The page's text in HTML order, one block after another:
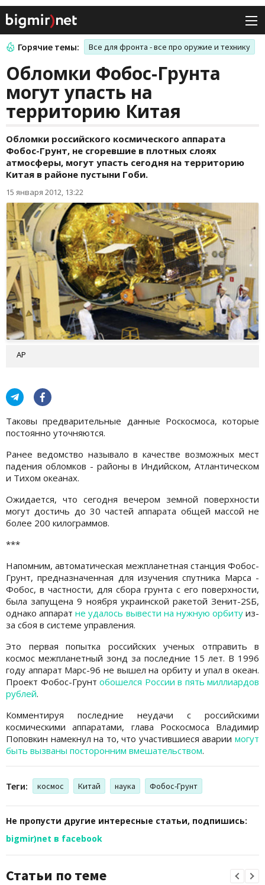
Горячие темы: Все для фронта - все про оружие и технику
Обломки Фобос-Грунта
могут упасть на
территорию Китая
Обломки российского космического аппарата
Фобос-Грунт, не сгоревшие в плотных слоях
атмосферы, могут упасть сегодня на территорию
Китая в районе пустыни Гоби.
15 января 2012, 13:22
АР
Таковы предварительные данные Роскосмоса, которые
постоянно уточняются.
Ранее ведомство называло в качестве возможных мест
падения обломков - районы в Индийском, Атлантическом
и Тихом океанах.
Ожидается, что сегодня вечером земной поверхности
могут достичь до 30 частей аппарата общей массой не
более 200 килограммов.
***
Напомним, автоматическая межпланетная станция Фобос-
Грунт, предназначенная для изучения спутника Марса -
Фобос, в частности, для сбора грунта с его поверхности,
была запущена 9 ноября украинской ракетой Зенит-2SБ,
однако аппаратне удалось вывести на нужную орбитуиз-
за сбоя в системе управления.
Это первая попытка российских ученых отправить в
космос межпланетный зонд за последние 15 лет. В 1996
году аппарат Марс-96 не вышел на орбиту и упал в океан.
Проект Фобос-Грунт обошелся России в пять миллиардов
рублей.
Комментируя последние неудачи с российскими
космическими аппаратами, глава Роскосмоса Владимир
Поповкин намекнул на то, что участившиеся аварии могут
быть вызваны посторонним вмешательством.
Теги: космос Китай наука Фобос-Грунт
Не пропусти другие интересные статьи, подпишись:
bigmir)net в facebook
Статьи по теме